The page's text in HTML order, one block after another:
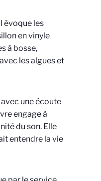
évoque les
en vinyle
à bosse,
les algues et
une écoute
engage à
du son. Elle
entendre la vie